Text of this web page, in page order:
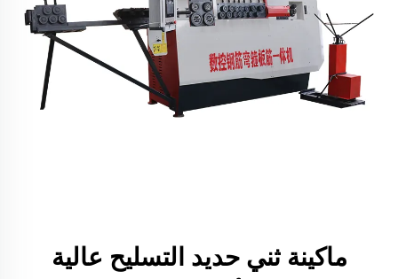
ماكينة ثني حديد التسليح عالية